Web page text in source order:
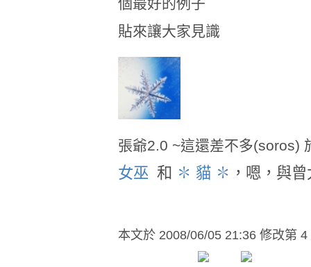
貼來讓大家見識
張爺2.0 ~這還差不多(soros)
女巫 和 ✽ 貓 ✽ ，嗯，與
本文於 2008/06/05 21:36 修改第 4